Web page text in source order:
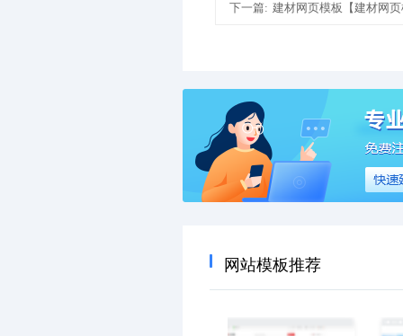
下一篇: 建材网页模板【建材网
网站模板推荐